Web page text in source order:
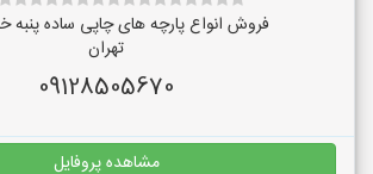
فروش انواع پارچه های چاپی ساده پنبه
تهران
09128505670
مشاهده پروفایل